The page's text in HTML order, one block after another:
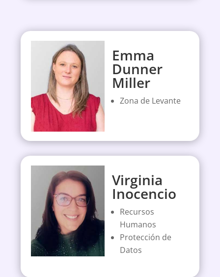
Emma
Dunner
Miller
Zona de Levante
Virginia
Inocencio
Recursos
Humanos
Protección de
Datos